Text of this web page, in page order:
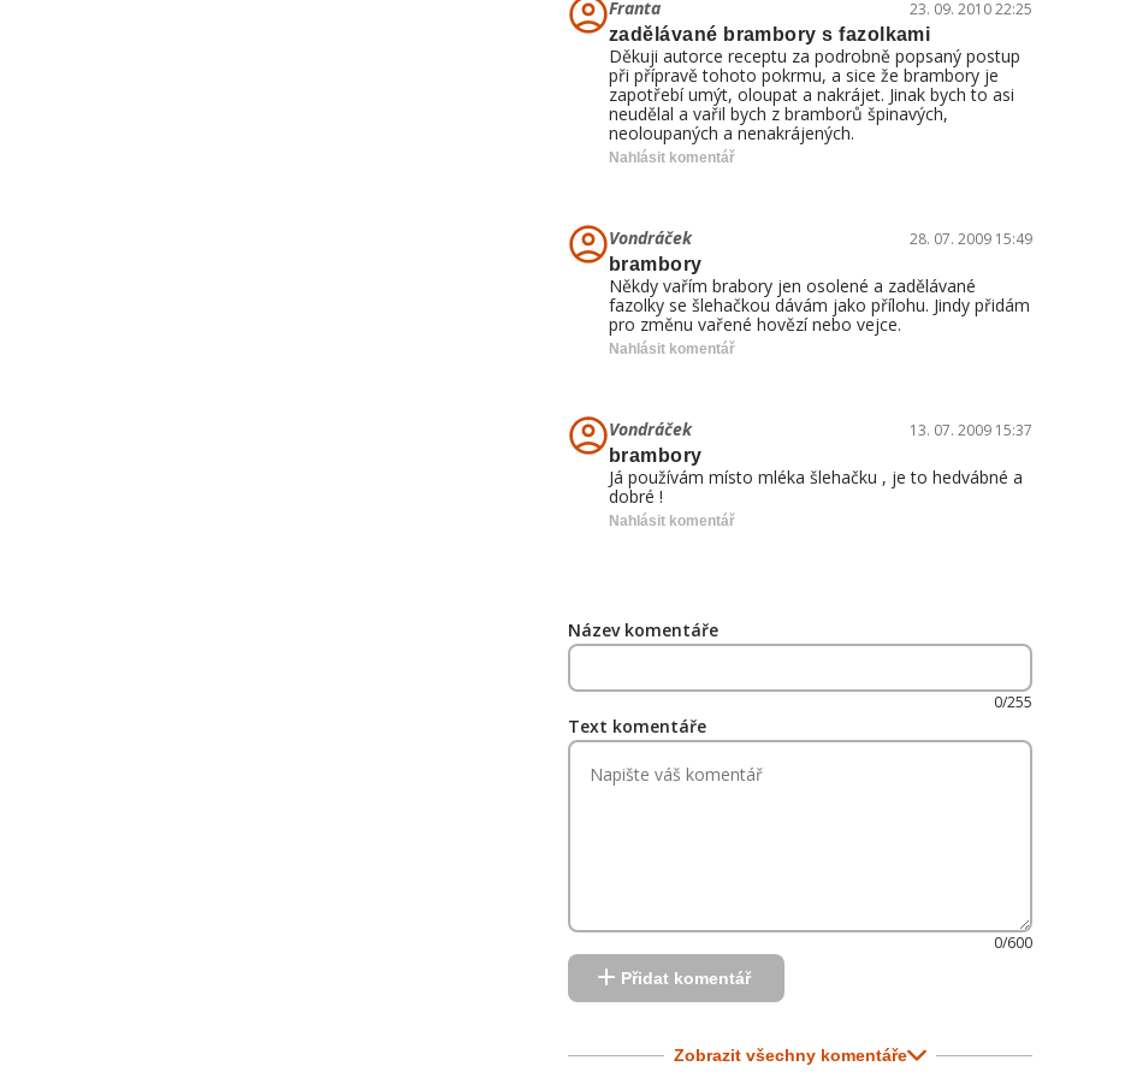
Franta
23. 09. 2010 22:25
zadělávané brambory s fazolkami
Děkuji autorce receptu za podrobně popsaný postup
při přípravě tohoto pokrmu, a sice že brambory je
zapotřebí umýt, oloupat a nakrájet. Jinak bych to asi
neudělal a vařil bych z bramborů špinavých,
neoloupaných a nenakrájených.
Nahlásit komentář
Vondráček
28. 07. 2009 15:49
brambory
Někdy vařím brabory jen osolené a zadělávané
fazolky se šlehačkou dávám jako přílohu. Jindy přidám
pro změnu vařené hovězí nebo vejce.
Nahlásit komentář
Vondráček
13. 07. 2009 15:37
brambory
Já používám místo mléka šlehačku , je to hedvábné a
dobré !
Nahlásit komentář
Název komentáře
0/255
Text komentáře
0/600
Přidat komentář
Zobrazit všechny komentáře